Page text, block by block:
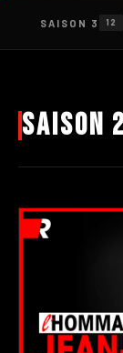
SAISON 3 12
Saison